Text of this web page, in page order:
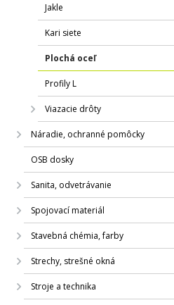
Jakle
Kari siete
Plochá oceľ
Profily L
Viazacie drôty
Náradie, ochranné pomôcky
OSB dosky
Sanita, odvetrávanie
Spojovací materiál
Stavebná chémia, farby
Strechy, strešné okná
Stroje a technika